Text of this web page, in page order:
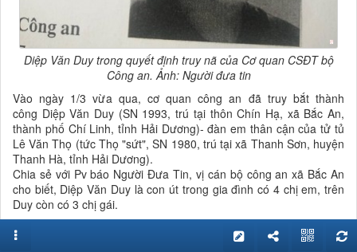
Diệp Văn Duy trong quyết định truy nã của Cơ quan CSĐT bộ
Công an. Ảnh: Người đưa tin
Vào ngày 1/3 vừa qua, cơ quan công an đã truy bắt thành
công Diệp Văn Duy (SN 1993, trú tại thôn Chín Hạ, xã Bắc An,
thành phố Chí Linh, tỉnh Hải Dương)- đàn em thân cận của tử tủ
Lê Văn Thọ (tức Thọ "sứt", SN 1980, trú tại xã Thanh Sơn, huyện
Thanh Hà, tỉnh Hải Dương).
Chia sẻ với Pv báo Người Đưa Tin, vị cán bộ công an xã Bắc An
cho biết, Diệp Văn Duy là con út trong gia đình có 4 chị em, trên
Duy còn có 3 chị gái.
Duy bỏ học giữa chừng khi chưa hết bậc phổ thông. Nghỉ học,